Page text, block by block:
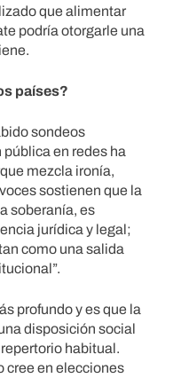
que alimentar
podría otorgarle una
países?
sondeos
en redes ha
mezcla ironía,
sostienen que la
soberanía, es
jurídica y legal;
como una salida
profundo y es que la
disposición social
habitual.
cree en elecciones